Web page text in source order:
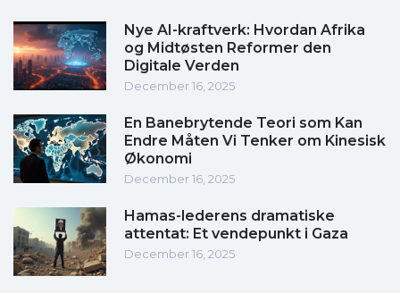
Nye AI-kraftverk: Hvordan Afrika
og Midtøsten Reformer den
Digitale Verden
December 16, 2025
En Banebrytende Teori som Kan
Endre Måten Vi Tenker om Kinesisk
Økonomi
December 16, 2025
Hamas-lederens dramatiske
attentat: Et vendepunkt i Gaza
December 16, 2025